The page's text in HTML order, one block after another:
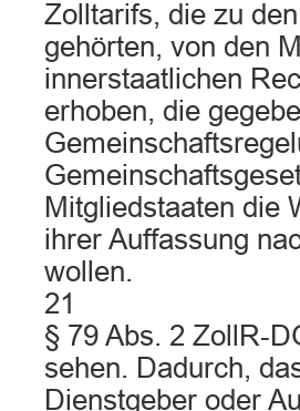
Zolltarifs, die zu
gehörten, von den
innerstaatlichen
erhoben, die
Mitgliedstaaten die
ihrer Auffassung
wollen.
21
§ 79 Abs. 2
sehen. Dadurch,
Dienstgeber oder